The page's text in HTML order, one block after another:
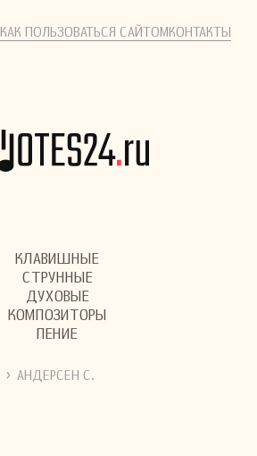
КАК ПОЛЬЗОВАТЬСЯ САЙТОМКОНТАКТЫ
КЛАВИШНЫЕ
СТРУННЫЕ
ДУХОВЫЕ
КОМПОЗИТОРЫ
ПЕНИЕ
› АНДЕРСЕН С.